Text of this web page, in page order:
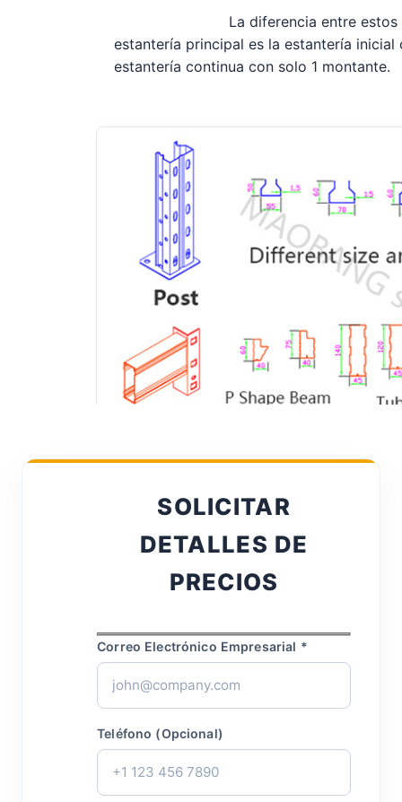
La diferencia entre
estantería principal es la estantería
estantería continua con solo 1 montante.
SOLICITAR
DETALLES DE
PRECIOS
Correo Electrónico Empresarial *
Teléfono (Opcional)